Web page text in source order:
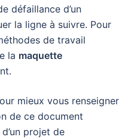
défaillance d’un
la ligne à suivre. Pour
de travail
la maquette
mieux vous renseigner
de ce document
projet de